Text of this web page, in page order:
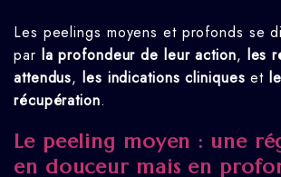
Les peelings moyens et profonds se
par la profondeur de leur action, les
attendus,les indications cliniques et
récupération.
Le peeling moyen : une
en douceur mais en